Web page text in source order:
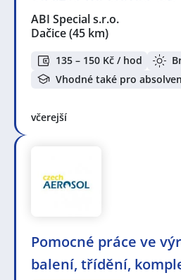
ABI Special s.r.o.
Dačice(45 km)
135 – 150 Kč / hod
Vhodné také pro
včerejší
Pomocné práce ve
balení, třídění,